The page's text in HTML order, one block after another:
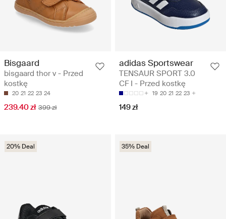
Bisgaard
bisgaard thor v - Przed
kostkę
20 21 22 23 24
239.40 zł 399 zł
adidas Sportswear
TENSAUR SPORT 3.0
CF I - Przed kostkę
19 20 21 22 23
149 zł
20% Deal 35% Deal